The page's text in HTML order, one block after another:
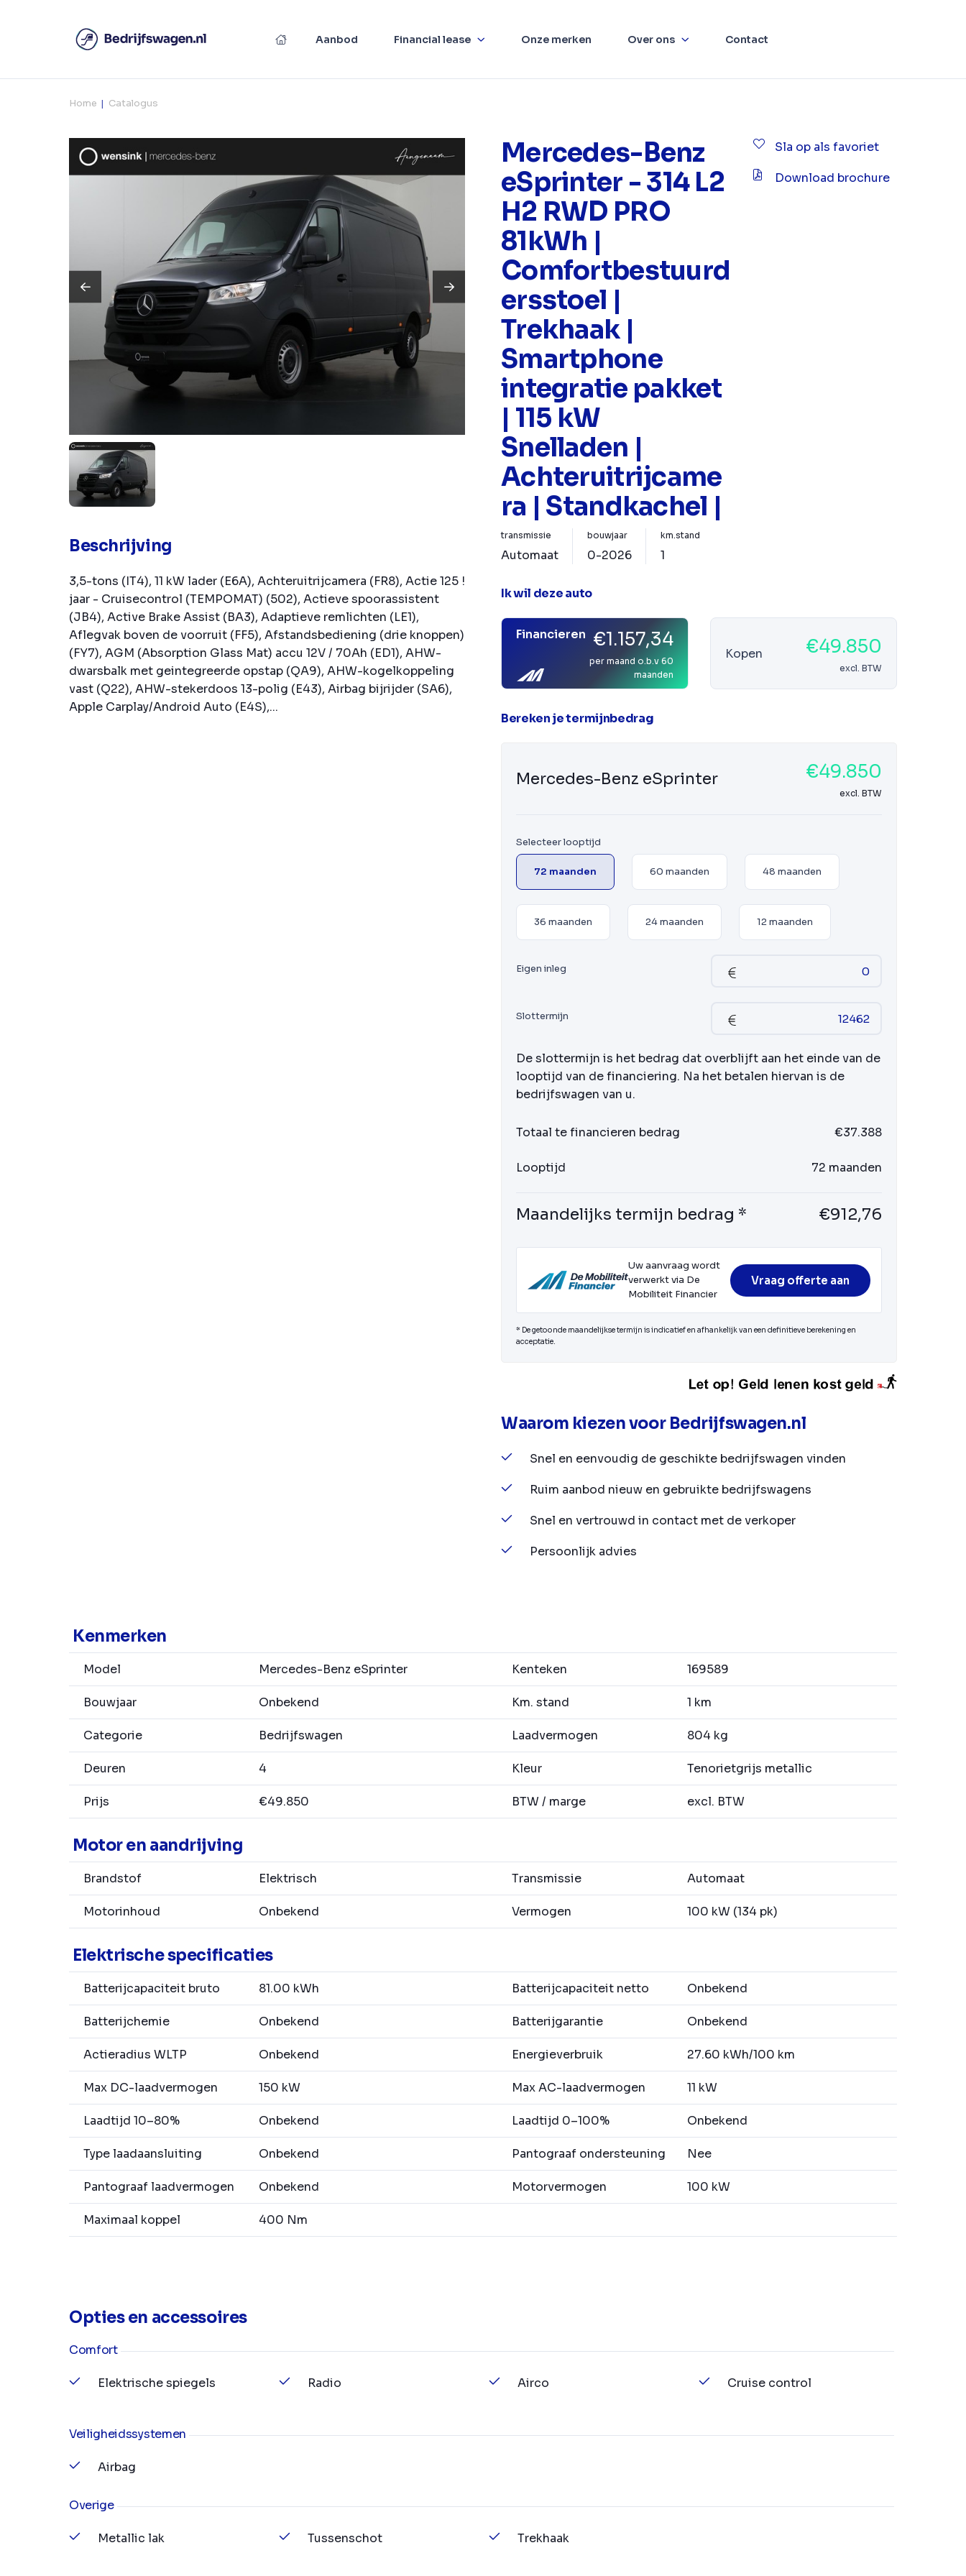
Aanbod Financial lease Onze merken Over ons Contact
Home Catalogus
Beschrijving
3,5-tons (IT4), 11 kW lader (E6A), Achteruitrijcamera (FR8), Actie 125 !
jaar - Cruisecontrol (TEMPOMAT) (502), Actieve spoorassistent
(JB4), Active Brake Assist (BA3), Adaptieve remlichten (LE1),
Aflegvak boven de voorruit (FF5), Afstandsbediening (drie knoppen)
(FY7), AGM (Absorption Glass Mat) accu 12V / 70Ah (ED1), AHW-
dwarsbalk met geintegreerde opstap (QA9), AHW-kogelkoppeling
vast (Q22), AHW-stekerdoos 13-polig (E43), Airbag bijrijder (SA6),
Apple Carplay/Android Auto (E4S),...
Mercedes-Benz
eSprinter - 314 L2
H2 RWD PRO
81kWh |
Comfortbestuurd
ersstoel |
Trekhaak |
Smartphone
integratie pakket
| 115 kW
Snelladen |
Achteruitrijcame
ra | Standkachel |
Sla op als favoriet
Download brochure
transmissie
Automaat
bouwjaar
0-2026
km.stand
1
Ik wil deze auto
Financieren €1.157,34
per maand o.b.v 60
maanden
Kopen €49.850
excl. BTW
Bereken je termijnbedrag
Mercedes-Benz eSprinter €49.850
excl. BTW
Selecteer looptijd
72 maanden 60 maanden 48 maanden
36 maanden 24 maanden 12 maanden
Eigen inleg
Slottermijn
De slottermijn is het bedrag dat overblijft aan het einde van de
looptijd van de financiering. Na het betalen hiervan is de
bedrijfswagen van u.
Totaal te financieren bedrag €37.388
Looptijd 72 maanden
Maandelijks termijn bedrag * €912,76
Uw aanvraag wordt
verwerkt via De
Mobiliteit Financier
Vraag offerte aan
* De getoonde maandelijkse termijn is indicatief en afhankelijk van een definitieve berekening en
acceptatie.
Waarom kiezen voor Bedrijfswagen.nl
Snel en eenvoudig de geschikte bedrijfswagen vinden
Ruim aanbod nieuw en gebruikte bedrijfswagens
Snel en vertrouwd in contact met de verkoper
Persoonlijk advies
Kenmerken
Model Mercedes-Benz eSprinter Kenteken 169589
Bouwjaar Onbekend Km. stand 1 km
Categorie Bedrijfswagen Laadvermogen 804 kg
Deuren 4 Kleur Tenorietgrijs metallic
Prijs €49.850 BTW / marge excl. BTW
Motor en aandrijving
Brandstof Elektrisch Transmissie Automaat
Motorinhoud Onbekend Vermogen 100 kW (134 pk)
Elektrische specificaties
Batterijcapaciteit bruto 81.00 kWh Batterijcapaciteit netto Onbekend
Batterijchemie Onbekend Batterijgarantie Onbekend
Actieradius WLTP Onbekend Energieverbruik 27.60 kWh/100 km
Max DC-laadvermogen 150 kW Max AC-laadvermogen 11 kW
Laadtijd 10–80% Onbekend Laadtijd 0–100% Onbekend
Type laadaansluiting Onbekend Pantograaf ondersteuning Nee
Pantograaf laadvermogen Onbekend Motorvermogen 100 kW
Maximaal koppel 400 Nm
Opties en accessoires
Comfort
Elektrische spiegels Radio Airco Cruise control
Veiligheidssystemen
Airbag
Overige
Metallic lak Tussenschot Trekhaak